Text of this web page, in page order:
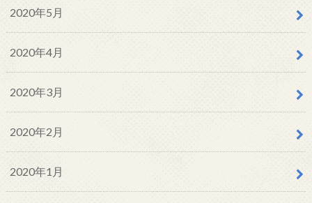
2020年5月
2020年4月
2020年3月
2020年2月
2020年1月